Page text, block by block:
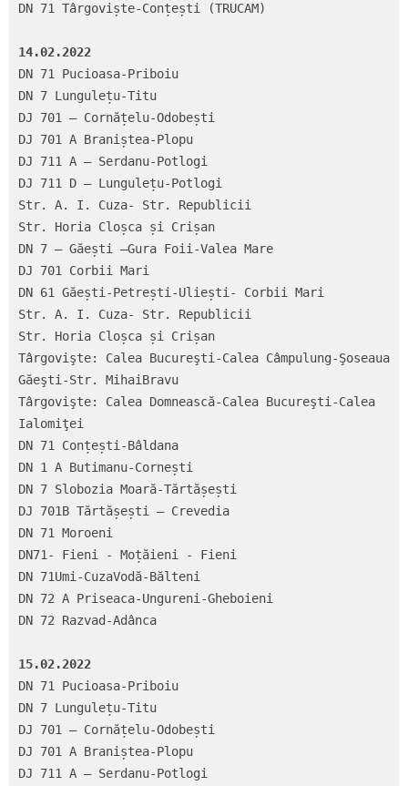
DN 71 Târgoviște-Conțești (TRUCAM)
14.02.2022
DN 71 Pucioasa-Priboiu
DN 7 Lungulețu-Titu
DJ 701 – Cornățelu-Odobești
DJ 701 A Braniștea-Plopu
DJ 711 A – Serdanu-Potlogi
DJ 711 D – Lungulețu-Potlogi
Str. A. I. Cuza- Str. Republicii
Str. Horia Cloșca și Crișan
DN 7 – Găești –Gura Foii-Valea Mare
DJ 701 Corbii Mari
DN 61 Găești-Petrești-Uliești- Corbii Mari
Str. A. I. Cuza- Str. Republicii
Str. Horia Cloșca și Crișan
Târgovişte: Calea Bucureşti-Calea Câmpulung-Şoseaua
Găeşti-Str. MihaiBravu
Târgovişte: Calea Domnească-Calea Bucureşti-Calea
Ialomiţei
DN 71 Conțești-Bâldana
DN 1 A Butimanu-Cornești
DN 7 Slobozia Moară-Tărtășești
DJ 701B Tărtășești – Crevedia
DN 71 Moroeni
DN71- Fieni - Moțăieni - Fieni
DN 71Umi-CuzaVodă-Bălteni
DN 72 A Priseaca-Ungureni-Gheboieni
DN 72 Razvad-Adânca
15.02.2022
DN 71 Pucioasa-Priboiu
DN 7 Lungulețu-Titu
DJ 701 – Cornățelu-Odobești
DJ 701 A Braniștea-Plopu
DJ 711 A – Serdanu-Potlogi